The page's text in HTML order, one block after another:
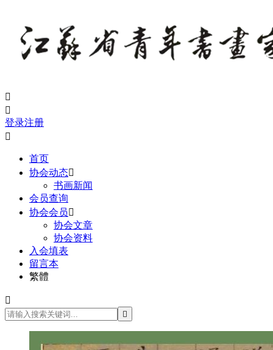


登录注册

首页
协会动态
书画新闻
会员查询
协会会员
协会文章
协会资料
入会填表
留言本
繁體

